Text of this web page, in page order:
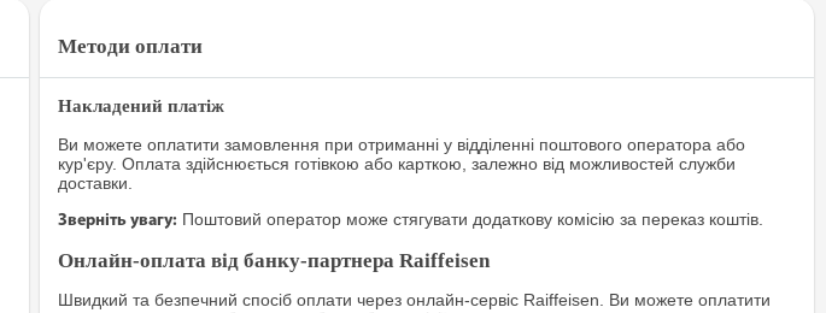
Методи оплати
Накладений платіж
Ви можете оплатити замовлення при отриманні у відділенні поштового оператора або
кур'єру. Оплата здійснюється готівкою або карткою, залежно від можливостей служби
доставки.
Зверніть увагу: Поштовий оператор може стягувати додаткову комісію за переказ коштів.
Онлайн-оплата від банку-партнера Raiffeisen
Швидкий та безпечний спосіб оплати через онлайн-сервіс Raiffeisen. Ви можете оплатити